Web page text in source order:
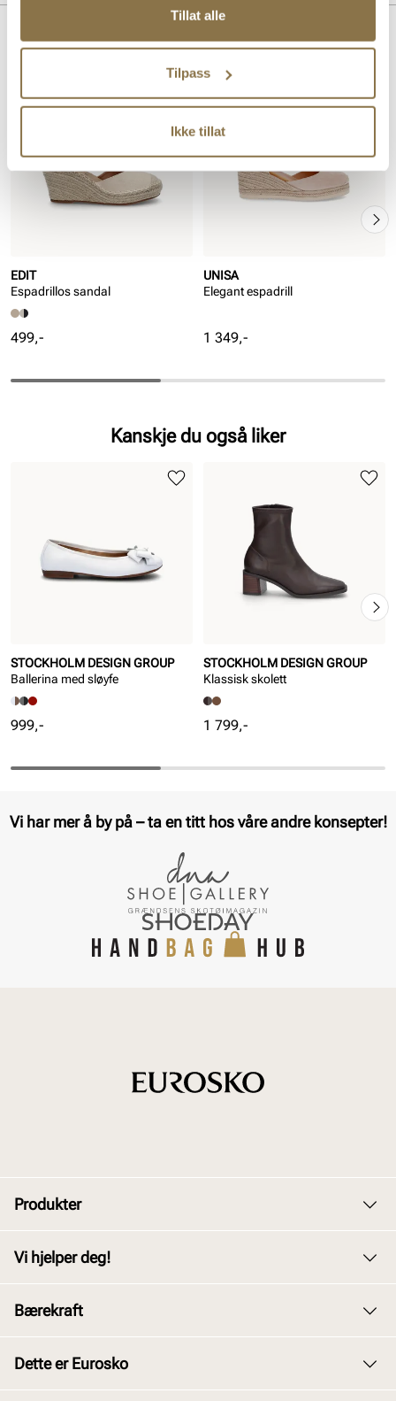
Tillat alle
Tilpass
Ikke tillat
Lignende produkter
EDIT
Espadrillos sandal
Pris
499,-
UNISA
Elegant espadrill
Pris
1 349,-
Kanskje du også liker
STOCKHOLM DESIGN GROUP
Ballerina med sløyfe
Pris
999,-
STOCKHOLM DESIGN GROUP
Klassisk skolett
Pris
1 799,-
Vi har mer å by på – ta en titt hos våre andre konsepter!
Produkter
Barn
Vi hjelper deg!
Kjøpsbetingelser
Bærekraft
Dette er Eurosko